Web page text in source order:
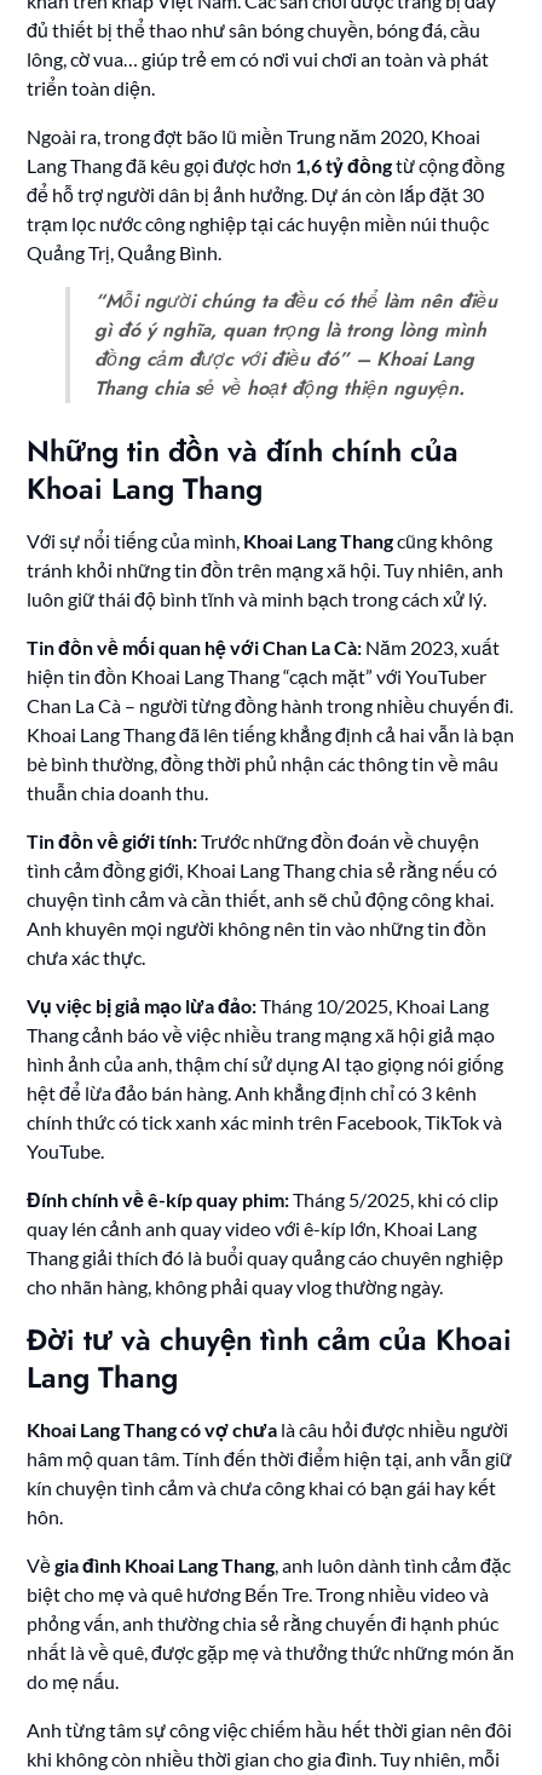
đủ thiết bị thể thao như sân bóng chuyền, bóng đá, cầu
lông, cờ vua… giúp trẻ em có nơi vui chơi an toàn và phát
triển toàn diện.
Ngoài ra, trong đợt bão lũ miền Trung năm 2020, Khoai
Lang Thang đã kêu gọi được hơn 1,6 tỷ đồngtừ cộng đồng
để hỗ trợ người dân bị ảnh hưởng. Dự án còn lắp đặt 30
trạm lọc nước công nghiệp tại các huyện miền núi thuộc
Quảng Trị, Quảng Bình.
“Mỗi người chúng ta đều có thể làm nên điều
gì đó ý nghĩa, quan trọng là trong lòng mình
đồng cảm được với điều đó” – Khoai Lang
Thang chia sẻ về hoạt động thiện nguyện.
Những tin đồn và đính chính của
Khoai Lang Thang
Với sự nổi tiếng của mình, Khoai Lang Thangcũng không
tránh khỏi những tin đồn trên mạng xã hội. Tuy nhiên, anh
luôn giữ thái độ bình tĩnh và minh bạch trong cách xử lý.
Tin đồn về mối quan hệ với Chan La Cà: Năm 2023, xuất
hiện tin đồn Khoai Lang Thang “cạch mặt” với YouTuber
Chan La Cà – người từng đồng hành trong nhiều chuyến đi.
Khoai Lang Thang đã lên tiếng khẳng định cả hai vẫn là bạn
bè bình thường, đồng thời phủ nhận các thông tin về mâu
thuẫn chia doanh thu.
Tin đồn về giới tính:Trước những đồn đoán về chuyện
tình cảm đồng giới, Khoai Lang Thang chia sẻ rằng nếu có
chuyện tình cảm và cần thiết, anh sẽ chủ động công khai.
Anh khuyên mọi người không nên tin vào những tin đồn
chưa xác thực.
Vụ việc bị giả mạo lừa đảo:Tháng 10/2025, Khoai Lang
Thang cảnh báo về việc nhiều trang mạng xã hội giả mạo
hình ảnh của anh, thậm chí sử dụng AI tạo giọng nói giống
hệt để lừa đảo bán hàng. Anh khẳng định chỉ có 3 kênh
chính thức có tick xanh xác minh trên Facebook, TikTok và
YouTube.
Đính chính về ê-kíp quay phim:Tháng 5/2025, khi có clip
quay lén cảnh anh quay video với ê-kíp lớn, Khoai Lang
Thang giải thích đó là buổi quay quảng cáo chuyên nghiệp
cho nhãn hàng, không phải quay vlog thường ngày.
Đời tư và chuyện tình cảm của Khoai
Lang Thang
Khoai Lang Thang có vợ chưa là câu hỏi được nhiều người
hâm mộ quan tâm. Tính đến thời điểm hiện tại, anh vẫn giữ
kín chuyện tình cảm và chưa công khai có bạn gái hay kết
hôn.
Vềgia đình Khoai Lang Thang, anh luôn dành tình cảm đặc
biệt cho mẹ và quê hương Bến Tre. Trong nhiều video và
phỏng vấn, anh thường chia sẻ rằng chuyến đi hạnh phúc
nhất là về quê, được gặp mẹ và thưởng thức những món ăn
do mẹ nấu.
Anh từng tâm sự công việc chiếm hầu hết thời gian nên đôi
khi không còn nhiều thời gian cho gia đình. Tuy nhiên, mỗi